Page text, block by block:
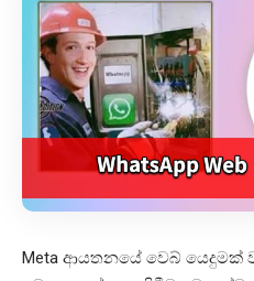
Meta ආයතනයේ වෙබ් යෙදුමක්